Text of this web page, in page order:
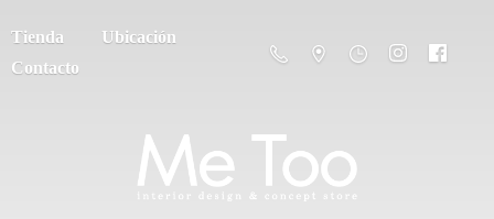
Tienda
Ubicación
Contacto